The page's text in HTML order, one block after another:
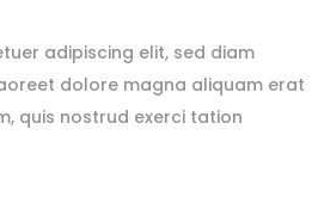
adipiscing elit, sed diam
dolore magna aliquam erat
quis nostrud exerci tation